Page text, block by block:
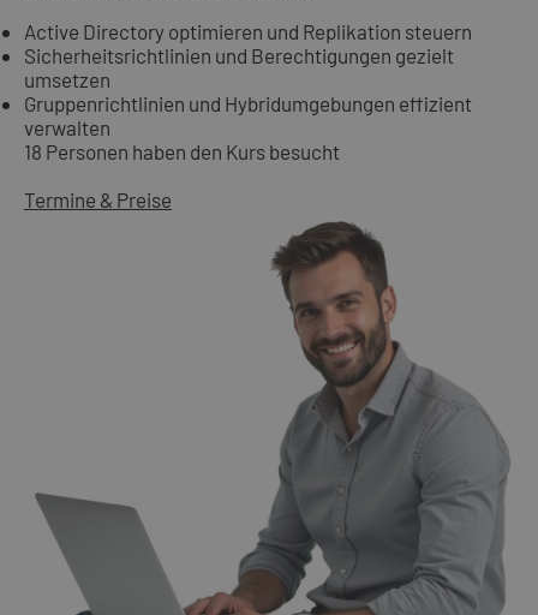
Active Directory optimieren und Replikation steuern
Sicherheitsrichtlinien und Berechtigungen gezielt
umsetzen
Gruppenrichtlinien und Hybridumgebungen effizient
verwalten
18 Personen haben den Kurs besucht
Termine & Preise